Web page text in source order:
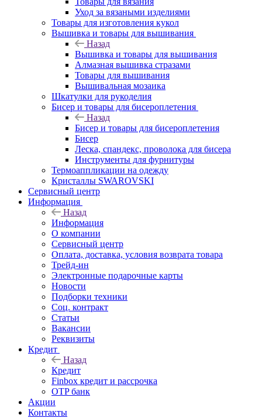
Уход за вязаными изделиями
Товары для изготовления кукол
Вышивка и товары для вышивания
Назад
Вышивка и товары для вышивания
Алмазная вышивка стразами
Товары для вышивания
Вышивальная мозаика
Шкатулки для рукоделия
Бисер и товары для бисероплетения
Назад
Бисер и товары для бисероплетения
Бисер
Леска, спандекс, проволока для бисера
Инструменты для фурнитуры
Термоаппликации на одежду
Кристаллы SWAROVSKI
Сервисный центр
Информация
Назад
Информация
О компании
Сервисный центр
Оплата, доставка, условия возврата товара
Трейд-ин
Электронные подарочные карты
Новости
Подборки техники
Соц. контракт
Статьи
Вакансии
Реквизиты
Кредит
Назад
Кредит
Finbox кредит и рассрочка
OTP банк
Акции
Контакты